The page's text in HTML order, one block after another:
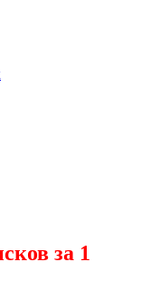
за 1